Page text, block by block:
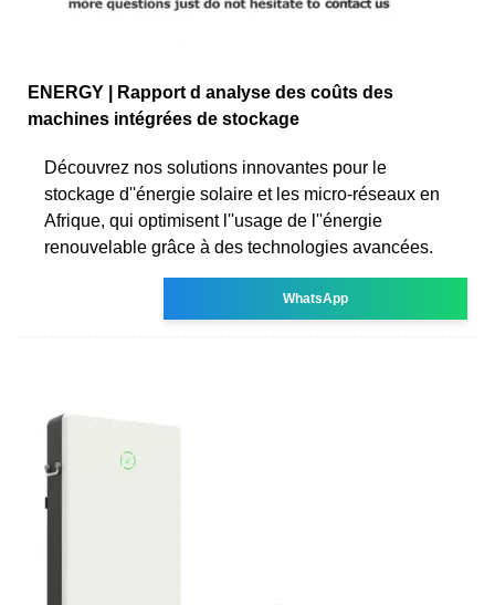
ENERGY | Rapport d analyse des coûts des
machines intégrées de stockage
Découvrez nos solutions innovantes pour le
stockage d''énergie solaire et les micro-réseaux en
Afrique, qui optimisent l''usage de l''énergie
renouvelable grâce à des technologies avancées.
WhatsApp